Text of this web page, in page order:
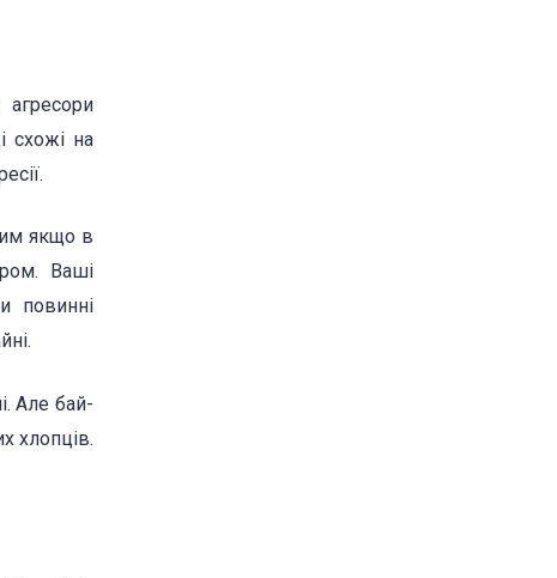
схожі на
якщо в
Ваші
повинні
Але бай-
хлопців.